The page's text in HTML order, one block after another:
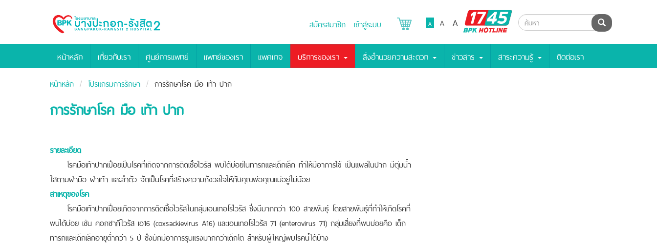
Bangpakok
Hospital
สมัครสมาชิก เข้าสู่ระบบ A A A
BPK
Hotline
ค้นหา
หน้าหลัก เกี่ยวกับเรา ศูนย์การแพทย์ แพทย์ของเรา แพคเกจ บริการของเรา สิ่งอำนวยความสะดวก ข่าวสาร สาระความรู้ ติดต่อเรา
หน้าหลัก โปรแกรมการรักษา การรักษาโรค มือ เท้า ปาก
การรักษาโรค มือ เท้า ปาก
รายละเอียด
โรคมือเท้าปากเปื่อยเป็นโรคที่เกิดจากการติดเชื้อไวรัส พบได้บ่อยในทารกและเด็กเล็ก ทำให้มีอาการไข้ เป็นแผลในปาก มีตุ่มน้ำ
ใสตามฝ่ามือ ฝ่าเท้า และลำตัว จัดเป็นโรคที่สร้างความกังวลใจให้กับคุณพ่อคุณแม่อยู่ไม่น้อย
สาเหตุของโรค
โรคมือเท้าปากเปื่อยเกิดจากการติดเชื้อไวรัสในกลุ่มเอนเทอโรไวรัส ซึ่งมีมากกว่า 100 สายพันธุ์ โดยสายพันธุ์ที่ทำให้เกิดโรคที่
พบได้บ่อย เช่น คอกซากีไวรัส เอ16 (coxsackievirus A16) และเอนเทอโรไวรัส 71 (enterovirus 71) กลุ่มเสี่ยงที่พบบ่อยคือ เด็ก
ทารกและเด็กเล็กอายุต่ำกว่า 5 ปี ซึ่งมักมีอาการรุนแรงมากกว่าเด็กโต สำหรับผู้ใหญ่พบโรคนี้ได้บ้าง